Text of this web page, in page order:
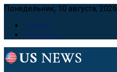
Понедельник, 10 августа, 2026
Главная
Контакты